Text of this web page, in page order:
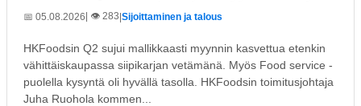
📅 05.08.2026| 👁️ 283 Sijoittaminen ja talous
HKFoodsin Q2 sujui mallikkaasti myynnin kasvettua etenkin
vähittäiskaupassa siipikarjan vetämänä. Myös Food service -
puolella kysyntä oli hyvällä tasolla. HKFoodsin toimitusjohtaja
Juha Ruohola kommen...